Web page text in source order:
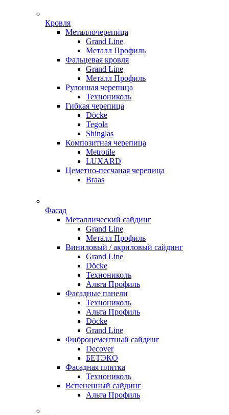
Кровля
Металлочерепица
Grand Line
Металл Профиль
Фальцевая кровля
Grand Line
Металл Профиль
Рулонная черепица
Технониколь
Гибкая черепица
Döсkе
Tegola
Shinglas
Композитная черепица
Metrotile
LUXARD
Цеметно-песчаная черепица
Braas
Фасад
Металлический сайдинг
Grand Line
Металл Профиль
Виниловый / акриловый сайдинг
Grand Line
Döсkе
Технониколь
Альта Профиль
Фасадные панели
Технониколь
Альта Профиль
Döсkе
Grand Line
Фиброцементный сайдинг
Decover
БЕТЭКО
Фасадная плитка
Технониколь
Вспененный сайдинг
Альта Профиль